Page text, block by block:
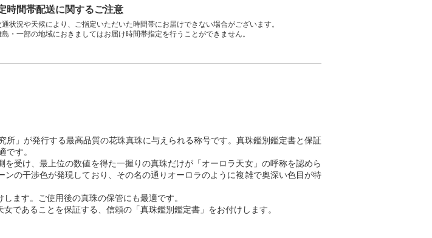
時間帯配送に関するご注意
状況や天候により、ご指定いただいた時間帯にお届けできない場合がございます。
・一部の地域におきましてはお届け時間帯指定を行うことができません。
所」が発行する最高品質の花珠真珠に与えられる称号です。真珠鑑別鑑定書と保証
です。
受け、最上位の数値を得た一握りの真珠だけが「オーロラ天女」の呼称を認めら
の干渉色が発現しており、その名の通りオーロラのように複雑で奥深い色目が特
ます。ご使用後の真珠の保管にも最適です。
であることを保証する、信頼の「真珠鑑別鑑定書」をお付けします。